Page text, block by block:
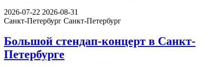
2026-07-22 2026-08-31
Санкт-Петербург Санкт-Петербург
Большой стендап-концерт в Санкт-
Петербурге